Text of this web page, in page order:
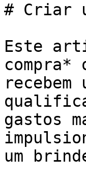
# Criar
Este
compra*
gastos
um